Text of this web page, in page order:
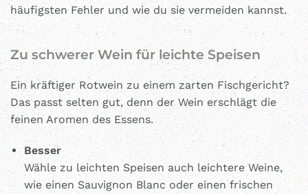
häufigsten Fehler und wie du sie vermeiden kannst.
Zu schwerer Wein für leichte Speisen
Ein kräftiger Rotwein zu einem zarten Fischgericht?
Das passt selten gut, denn der Wein erschlägt die
feinen Aromen des Essens.
Besser
Wähle zu leichten Speisen auch leichtere Weine,
wie einen Sauvignon Blanc oder einen frischen